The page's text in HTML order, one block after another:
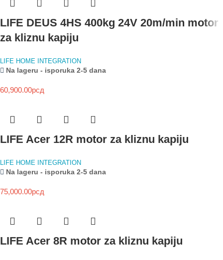
LIFE DEUS 4HS 400kg 24V 20m/min motor
za kliznu kapiju
LIFE HOME INTEGRATION
Na lageru - isporuka 2-5 dana
60,900.00рсд
LIFE Acer 12R motor za kliznu kapiju
LIFE HOME INTEGRATION
Na lageru - isporuka 2-5 dana
75,000.00рсд
LIFE Acer 8R motor za kliznu kapiju